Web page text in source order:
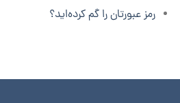
رمز عبورتان را گم کرده‌اید؟